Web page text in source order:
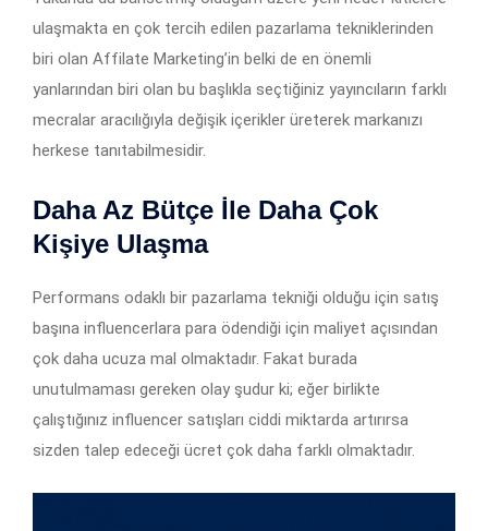
ulaşmakta en çok tercih edilen pazarlama tekniklerinden
biri olan Affilate Marketing’in belki de en önemli
yanlarından biri olan bu başlıkla seçtiğiniz yayıncıların farklı
mecralar aracılığıyla değişik içerikler üreterek markanızı
herkese tanıtabilmesidir.
Daha Az Bütçe İle Daha Çok
Kişiye Ulaşma
Performans odaklı bir pazarlama tekniği olduğu için satış
başına influencerlara para ödendiği için maliyet açısından
çok daha ucuza mal olmaktadır. Fakat burada
unutulmaması gereken olay şudur ki; eğer birlikte
çalıştığınız influencer satışları ciddi miktarda artırırsa
sizden talep edeceği ücret çok daha farklı olmaktadır.